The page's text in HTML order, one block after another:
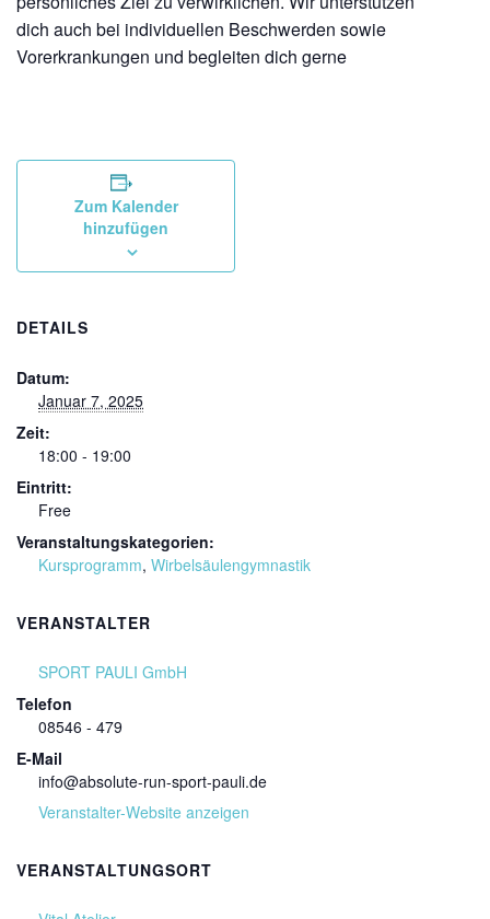
dich auch bei individuellen Beschwerden sowie
Vorerkrankungen und begleiten dich gerne
Zum Kalender
hinzufügen
DETAILS
Datum:
Januar 7, 2025
Zeit:
18:00 - 19:00
Eintritt:
Free
Veranstaltungskategorien:
Kursprogramm, Wirbelsäulengymnastik
VERANSTALTER
SPORT PAULI GmbH
Telefon
08546 - 479
E-Mail
info@absolute-run-sport-pauli.de
Veranstalter-Website anzeigen
VERANSTALTUNGSORT